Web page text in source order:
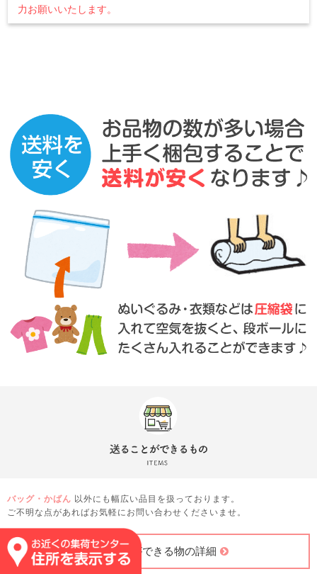
力お願いいたします。
バッグ・かばん 以外にも幅広い品目を扱っております。
ご不明な点があればお気軽にお問い合わせくださいませ。
送ることができる物の詳細